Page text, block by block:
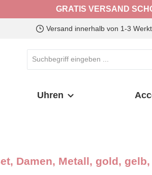
GRATIS VERSAND
Versand innerhalb von 1-3
Uhren
Damen, Metall, gold,